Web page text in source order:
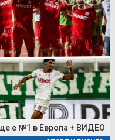
е №1 в Европа + ВИДЕО